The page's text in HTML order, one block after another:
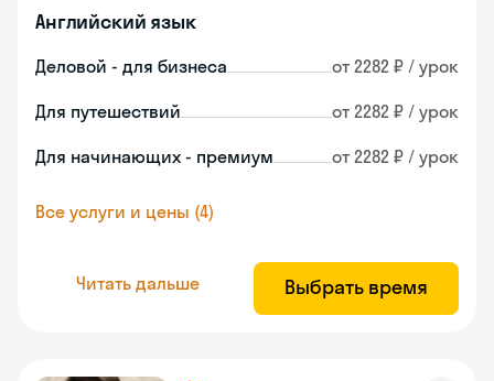
Английский язык
Деловой - для бизнеса от 2282 ₽ / урок
Для путешествий от 2282 ₽ / урок
Для начинающих - премиум от 2282 ₽ / урок
Все услуги и цены (4)
Читать дальше Выбрать время